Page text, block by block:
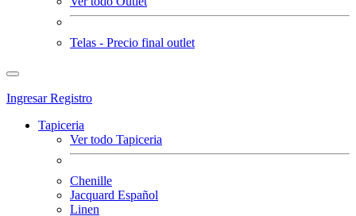
Telas - Precio final outlet
IngresarRegistro
Tapiceria
Ver todo Tapiceria
Chenille
Jacquard Español
Linen